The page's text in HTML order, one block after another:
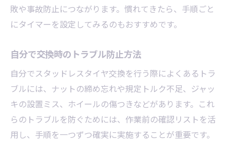
敗や事故防止につながります。慣れてきたら、手順ごと
にタイマーを設定してみるのもおすすめです。
自分で交換時のトラブル防止方法
自分でスタッドレスタイヤ交換を行う際によくあるトラ
ブルには、ナットの締め忘れや規定トルク不足、ジャッ
キの設置ミス、ホイールの傷つきなどがあります。これ
らのトラブルを防ぐためには、作業前の確認リストを活
用し、手順を一つずつ確実に実施することが重要です。